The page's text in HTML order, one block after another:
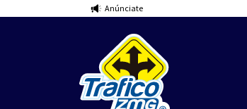
Anúnciate